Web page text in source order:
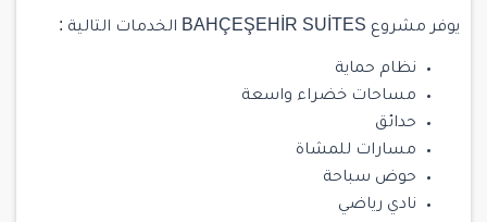
يوفر مشروع BAHÇEŞEHİR SUİTES الخدمات التالية :
نظام حماية
مساحات خضراء واسعة
حدائق
مسارات للمشاة
حوض سباحة
نادي رياضي